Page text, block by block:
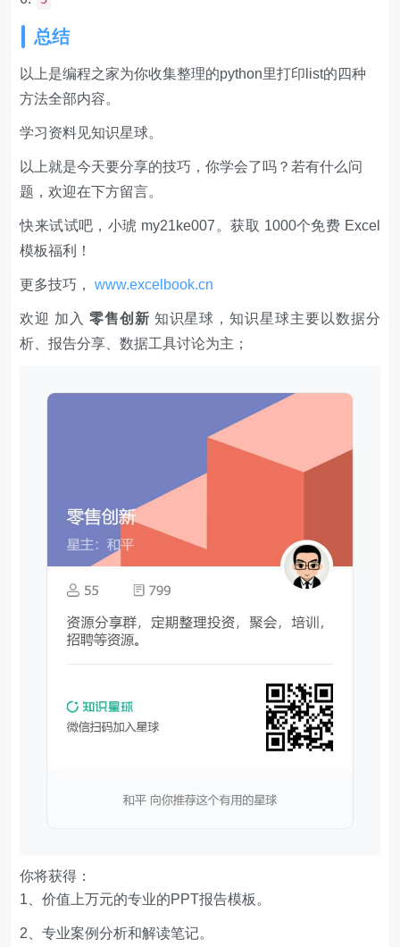
总结
以上是编程之家为你收集整理的python里打印list的四种
方法全部内容。
学习资料见知识星球。
以上就是今天要分享的技巧，你学会了吗？若有什么问
题，欢迎在下方留言。
快来试试吧，小琥 my21ke007。获取 1000个免费 Excel
模板福利​​​​！
更多技巧，www.excelbook.cn
欢迎 加入 零售创新 知识星球，知识星球主要以数据分
析、报告分享、数据工具讨论为主；
你将获得：
1、价值上万元的专业的PPT报告模板。
2、专业案例分析和解读笔记。